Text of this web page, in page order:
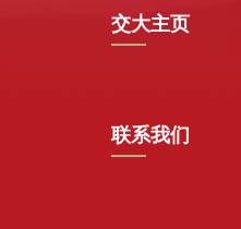
交大主页
联系我们